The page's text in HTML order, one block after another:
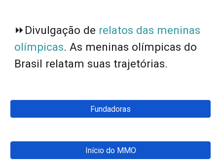
⏩Divulgação de relatos das meninas
olímpicas. As meninas olímpicas do
Brasil relatam suas trajetórias.
Fundadoras
Início do MMO